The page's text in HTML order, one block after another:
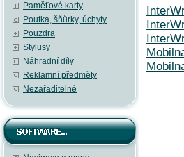
Paměťové karty
Poutka, šňůrky, úchyty
Pouzdra
Stylusy
Náhradní díly
Reklamní předměty
Nezařaditelné